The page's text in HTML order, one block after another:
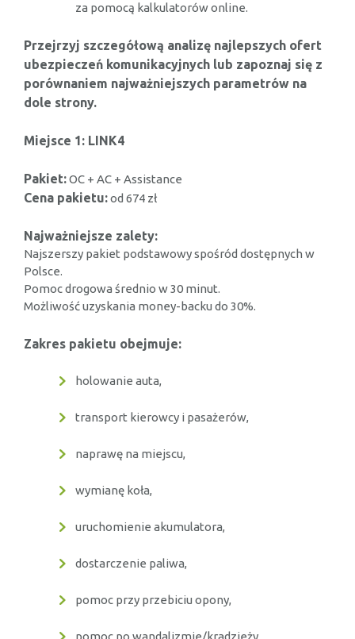
za pomocą kalkulatorów online.
Przejrzyj szczegółową analizę najlepszych ofert
ubezpieczeń komunikacyjnych lub zapoznaj się z
porównaniem najważniejszych parametrów na
dole strony.
Miejsce 1: LINK4
Pakiet:OC + AC + Assistance
Cena pakietu:od 674 zł
Najważniejsze zalety:
Najszerszy pakiet podstawowy spośród dostępnych w
Polsce.
Pomoc drogowa średnio w 30 minut.
Możliwość uzyskania money-backu do 30%.
Zakres pakietu obejmuje:
holowanie auta,
transport kierowcy i pasażerów,
naprawę na miejscu,
wymianę koła,
uruchomienie akumulatora,
dostarczenie paliwa,
pomoc przy przebiciu opony,